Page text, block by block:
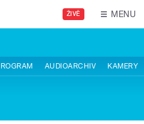
ŽIVĚ MENU
AUDIOARCHIV KAMERY